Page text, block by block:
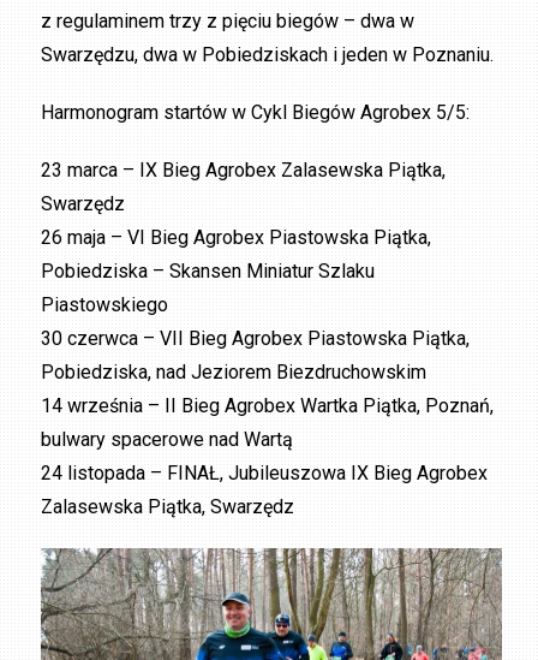
z regulaminem trzy z pięciu biegów – dwa w
Swarzędzu, dwa w Pobiedziskach i jeden w Poznaniu.
Harmonogram startów w Cykl Biegów Agrobex 5/5:
23 marca – IX Bieg Agrobex Zalasewska Piątka,
Swarzędz
26 maja – VI Bieg Agrobex Piastowska Piątka,
Pobiedziska – Skansen Miniatur Szlaku
Piastowskiego
30 czerwca – VII Bieg Agrobex Piastowska Piątka,
Pobiedziska, nad Jeziorem Biezdruchowskim
14 września – II Bieg Agrobex Wartka Piątka, Poznań,
bulwary spacerowe nad Wartą
24 listopada – FINAŁ, Jubileuszowa IX Bieg Agrobex
Zalasewska Piątka, Swarzędz